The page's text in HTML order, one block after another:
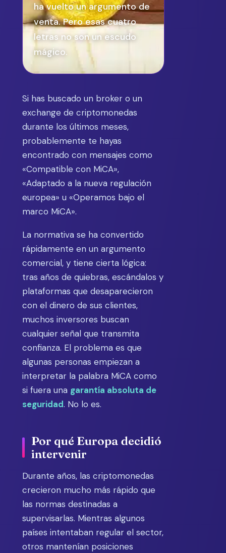
ha vuelto un argumento de
venta. Pero esas cuatro
letras no son un escudo
mágico.
Si has buscado un broker o un
exchange de criptomonedas
durante los últimos meses,
probablemente te hayas
encontrado con mensajes como
«Compatible con MiCA»,
«Adaptado a la nueva regulación
europea» u «Operamos bajo el
marco MiCA».
La normativa se ha convertido
rápidamente en un argumento
comercial, y tiene cierta lógica:
tras años de quiebras, escándalos y
plataformas que desaparecieron
con el dinero de sus clientes,
muchos inversores buscan
cualquier señal que transmita
confianza. El problema es que
algunas personas empiezan a
interpretar la palabra MiCA como
si fuera una garantía absoluta de
seguridad. No lo es.
Por qué Europa decidió
intervenir
Durante años, las criptomonedas
crecieron mucho más rápido que
las normas destinadas a
supervisarlas. Mientras algunos
países intentaban regular el sector,
otros mantenían posiciones